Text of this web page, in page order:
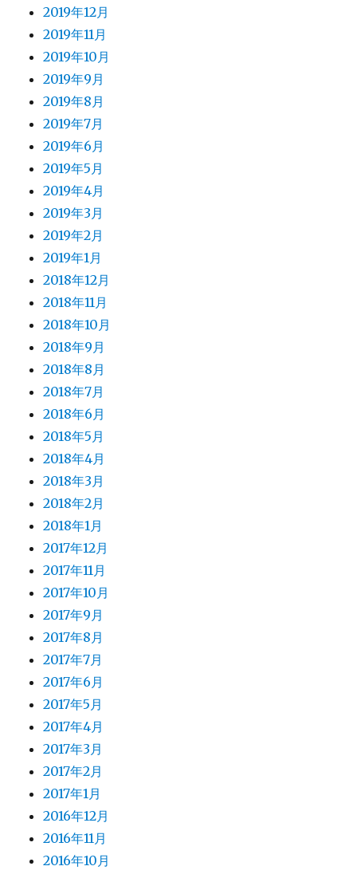
2019年12月
2019年11月
2019年10月
2019年9月
2019年8月
2019年7月
2019年6月
2019年5月
2019年4月
2019年3月
2019年2月
2019年1月
2018年12月
2018年11月
2018年10月
2018年9月
2018年8月
2018年7月
2018年6月
2018年5月
2018年4月
2018年3月
2018年2月
2018年1月
2017年12月
2017年11月
2017年10月
2017年9月
2017年8月
2017年7月
2017年6月
2017年5月
2017年4月
2017年3月
2017年2月
2017年1月
2016年12月
2016年11月
2016年10月